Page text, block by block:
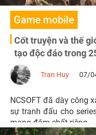
Game mobile
Cốt truyện và thế
tạo độc đáo trong
Tran Huy 07/
NCSOFT đã dày công
sự tranh đấu cho
mang đậm chất riêng.